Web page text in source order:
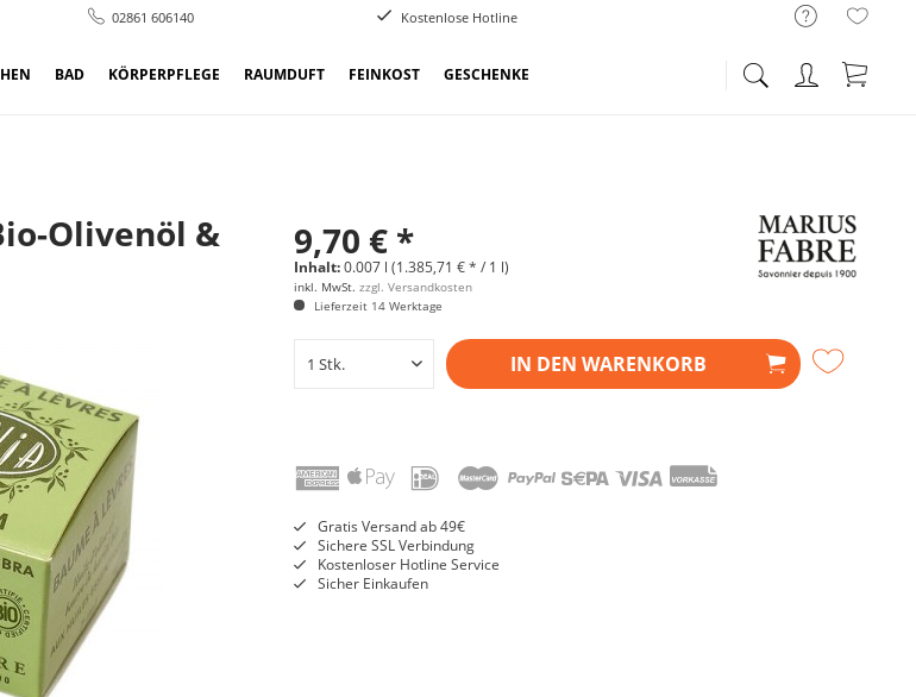
02861 606140 Kostenlose Hotline
BAD KÖRPERPFLEGE RAUMDUFT FEINKOST GESCHENKE
Olivenöl & 9,70 € *
Inhalt:0.007 l (1.385,71 € * / 1 l)
inkl. MwSt.zzgl. Versandkosten
Lieferzeit 14 Werktage
IN DEN WARENKORB
Gratis Versand ab 49€
Sichere SSL Verbindung
Kostenloser Hotline Service
Sicher Einkaufen